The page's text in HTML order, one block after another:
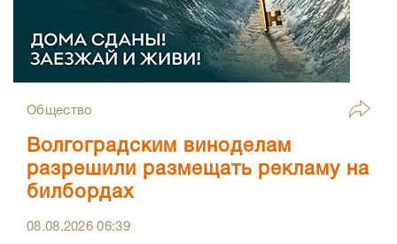
Общество
Волгоградским виноделам
разрешили размещать рекламу на
билбордах
08.08.202606:39